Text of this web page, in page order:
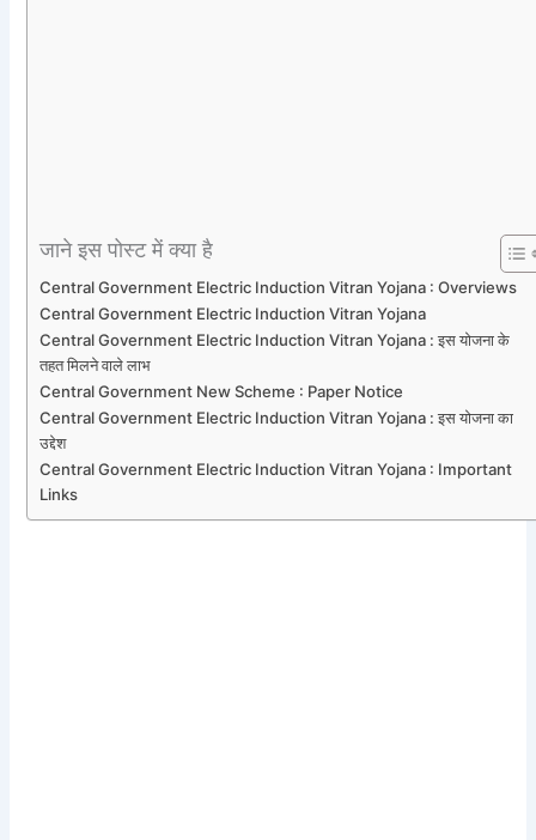
जाने इस पोस्ट में क्या है
Central Government Electric Induction Vitran Yojana : Overviews
Central Government Electric Induction Vitran Yojana
Central Government Electric Induction Vitran Yojana : इस योजना के
तहत मिलने वाले लाभ
Central Government New Scheme : Paper Notice
Central Government Electric Induction Vitran Yojana : इस योजना का
उद्देश
Central Government Electric Induction Vitran Yojana : Important
Links